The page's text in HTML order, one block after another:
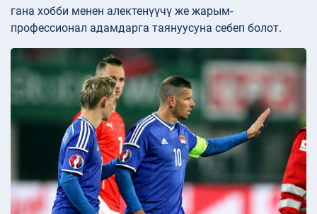
гана хобби менен алектенүүчү же жарым-
профессионал адамдарга таянуусуна себеп болот.